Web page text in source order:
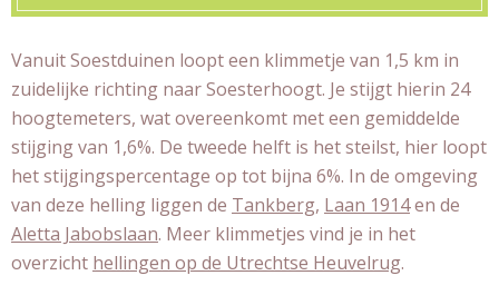
Vanuit Soestduinen loopt een klimmetje van 1,5 km in
zuidelijke richting naar Soesterhoogt. Je stijgt hierin 24
hoogtemeters, wat overeenkomt met een gemiddelde
stijging van 1,6%. De tweede helft is het steilst, hier loopt
het stijgingspercentage op tot bijna 6%. In de omgeving
van deze helling liggen de Tankberg, Laan 1914en de
Aletta Jabobslaan. Meer klimmetjes vind je in het
overzicht hellingen op de Utrechtse Heuvelrug.